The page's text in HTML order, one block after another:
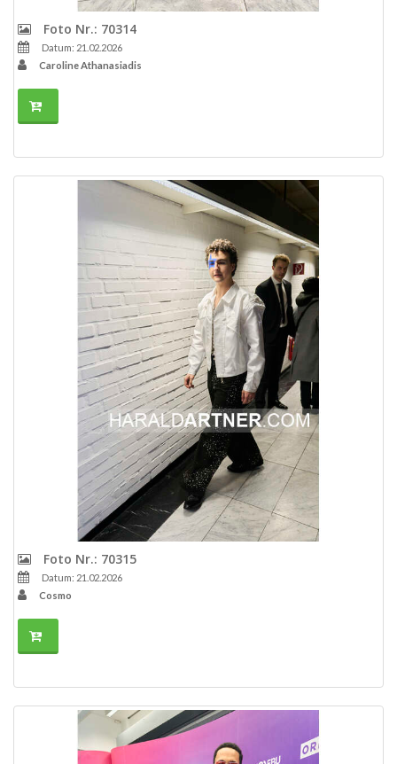
Foto Nr.: 70314
Datum: 21.02.2026
Caroline Athanasiadis
Foto Nr.: 70315
Datum: 21.02.2026
Cosmo